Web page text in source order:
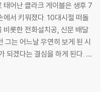
만 북쪽 으로 향하는 여행에서 몇
와 엘리는 여러 곤경에 같이 빠
지게 된다.
Bus(야간 버스)'를 각색한 작품
태어난 클라크 게이블은 생후 7
서 키워졌다. 10대시절 떠돌
비롯한 전화설치공, 신문 배달
그는 어느날 우연히 보게 된 시
되겠다는 결심을 하게 된다. 그
을 받으며 라이오넬 배리모어
위한 꿈을 펼치기 시작했다.